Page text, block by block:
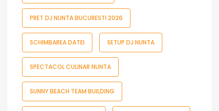
PRET DJ NUNTA BUCURESTI 2026
SCHIMBAREA DATEI SETUP DJ NUNTA
SPECTACOL CULINAR NUNTA
SUNNY BEACH TEAM BUILDING